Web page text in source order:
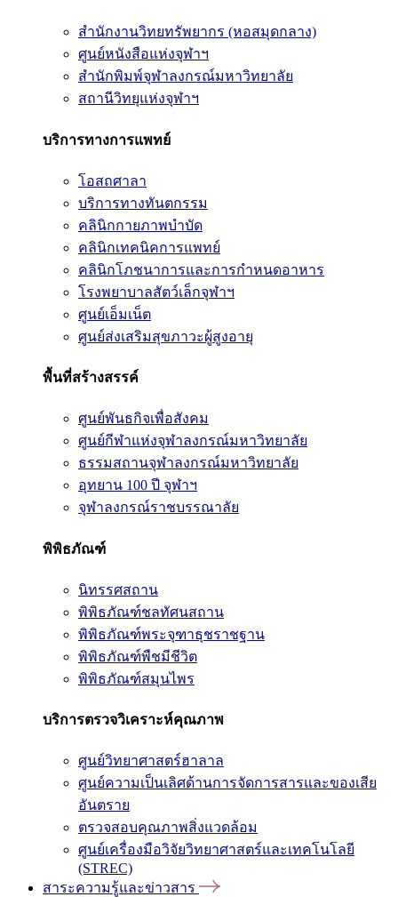
สำนักงานวิทยทรัพยากร (หอสมุดกลาง)
ศูนย์หนังสือแห่งจุฬาฯ
สำนักพิมพ์จุฬาลงกรณ์มหาวิทยาลัย
สถานีวิทยุแห่งจุฬาฯ
บริการทางการแพทย์
โอสถศาลา
บริการทางทันตกรรม
คลินิกกายภาพบำบัด
คลินิกเทคนิคการแพทย์
คลินิกโภชนาการและการกำหนดอาหาร
โรงพยาบาลสัตว์เล็กจุฬาฯ
ศูนย์เอ็มเน็ต
ศูนย์ส่งเสริมสุขภาวะผู้สูงอายุ
พื้นที่สร้างสรรค์
ศูนย์พันธกิจเพื่อสังคม
ศูนย์กีฬาแห่งจุฬาลงกรณ์มหาวิทยาลัย
ธรรมสถานจุฬาลงกรณ์มหาวิทยาลัย
อุทยาน 100 ปี จุฬาฯ
จุฬาลงกรณ์ราชบรรณาลัย
พิพิธภัณฑ์
นิทรรศสถาน
พิพิธภัณฑ์ชลทัศนสถาน
พิพิธภัณฑ์พระจุฑาธุชราชฐาน
พิพิธภัณฑ์พืชมีชีวิต
พิพิธภัณฑ์สมุนไพร
บริการตรวจวิเคราะห์คุณภาพ
ศูนย์วิทยาศาสตร์ฮาลาล
ศูนย์ความเป็นเลิศด้านการจัดการสารและของเสีย
อันตราย
ตรวจสอบคุณภาพสิ่งแวดล้อม
ศูนย์เครื่องมือวิจัยวิทยาศาสตร์และเทคโนโลยี
(STREC)
สาระความรู้และข่าวสาร